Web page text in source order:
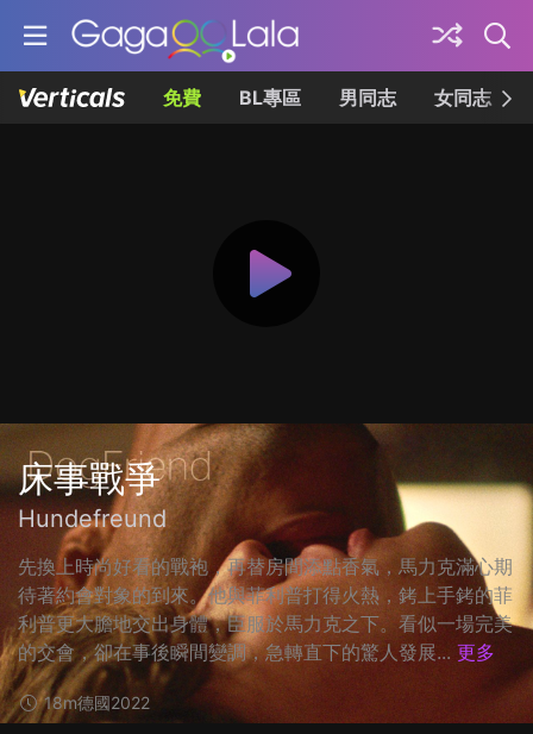
免費 BL專區 男同志 女同志
床事戰爭
Hundefreund
先換上時尚好看的戰袍，再替房間添點香氣，馬力克滿心期
待著約會對象的到來。他與菲利普打得火熱，銬上手銬的菲
利普更大膽地交出身體，臣服於馬力克之下。看似一場完美
的交會，卻在事後瞬間變調，急轉直下的驚人發展... 更多
18m德國2022